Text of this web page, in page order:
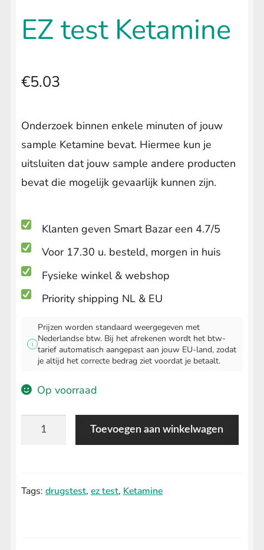
uitvouwen
EZ test Ketamine
€5.03
Onderzoek binnen enkele minuten of jouw
sample Ketamine bevat. Hiermee kun je
uitsluiten dat jouw sample andere producten
bevat die mogelijk gevaarlijk kunnen zijn.
Klanten geven Smart Bazar een 4.7/5
Voor 17.30 u. besteld, morgen in huis
Fysieke winkel & webshop
Priority shipping NL & EU
i
Prijzen worden standaard weergegeven met
Nederlandse btw. Bij het afrekenen wordt het btw-
tarief automatisch aangepast aan jouw EU-land, zodat
je altijd het correcte bedrag ziet voordat je betaalt.
Op voorraad
Toevoegen aan winkelwagen
Tags: drugstest, ez test, Ketamine